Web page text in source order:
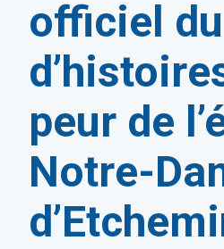
officiel
peur de
Notre-